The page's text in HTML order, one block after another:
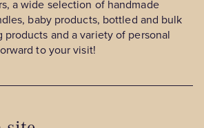
a wide selection of handmade
baby products, bottled and bulk
and a variety of personal
to your visit!